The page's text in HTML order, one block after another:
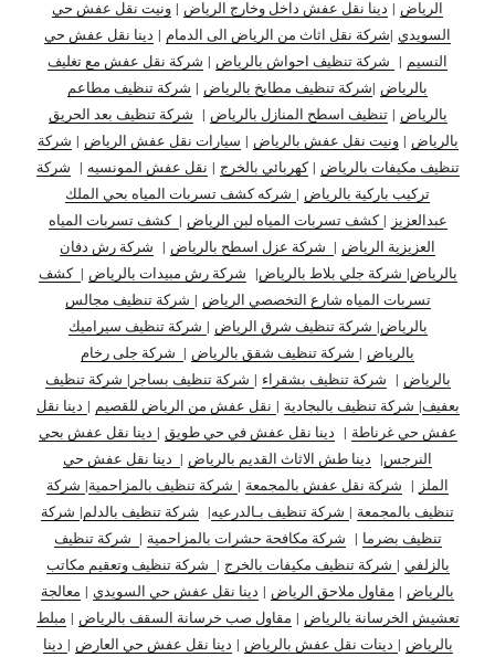
الرياض | دينا نقل عفش داخل وخارج الرياض | ونيت نقل عفش حي
السويدي |شركة نقل اثاث من الرياض الى الدمام | دينا نقل عفش حي
النسيم | شركة تنظيف احواش بالرياض | شركة نقل عفش مع تغليف
بالرياض |شركة تنظيف مطابخ بالرياض | شركة تنظيف مطاعم
بالرياض |تنظيف اسطح المنازل بالرياض | شركة تنظيف بعد الحريق
بالرياض |ونيت نقل عفش بالرياض | سيارات نقل عفش الرياض | شركة
تنظيف مكيفات بالرياض |كهربائي بالخرج | نقل عفش المونسيه | شركة
تركيب باركية بالرياض | شركه كشف تسربات المياه بحي الملك
عبدالعزيز | كشف تسربات المياه لبن الرياض | كشف تسربات المياه
العزيزية الرياض | شركة عزل اسطح بالرياض | شركة رش دفان
بالرياض| شركة جلي بلاط بالرياض| شركة رش مبيدات بالرياض | كشف
تسربات المياه شارع التخصصي الرياض | شركة تنظيف مجالس
بالرياض| شركة تنظيف شرق الرياض | شركة تنظيف سيراميك
بالرياض | شركة تنظيف شقق بالرياض | شركة جلى رخام
بالرياض | شركة تنظيف بشقراء | شركة تنظيف بساجر | شركة تنظيف
بعفيف| شركة تنظيف بالبجادية | نقل عفش من الرياض للقصيم | دينا نقل
عفش حي غرناطة | دينا نقل عفش في حي طويق | دينا نقل عفش بحي
النرجس| دينا طش الاثاث القديم بالرياض | دينا نقل عفش حي
الملز | شركة نقل عفش بالمجمعة | شركة تنظيف بالمزاحمية| شركة
تنظيف بالمجمعة | شركة تنظيف بـالدرعيه| شركة تنظيف بالدلم| شركة
تنظيف بضرما | شركة مكافحة حشرات بالمزاحمية | شركة تنظيف
بالزلفي | شركة تنظيف مكيفات بالخرج | شركة تنظيف وتعقيم مكاتب
بالرياض | مقاول ملاحق الرياض | دينا نقل عفش حي السويدي | معالجة
تعشيش الخرسانة بالرياض | مقاول صب خرسانة السقف بالرياض | مبلط
بالرياض | دينات نقل عفش بالرياض | دينا نقل عفش حي العارض | دينا